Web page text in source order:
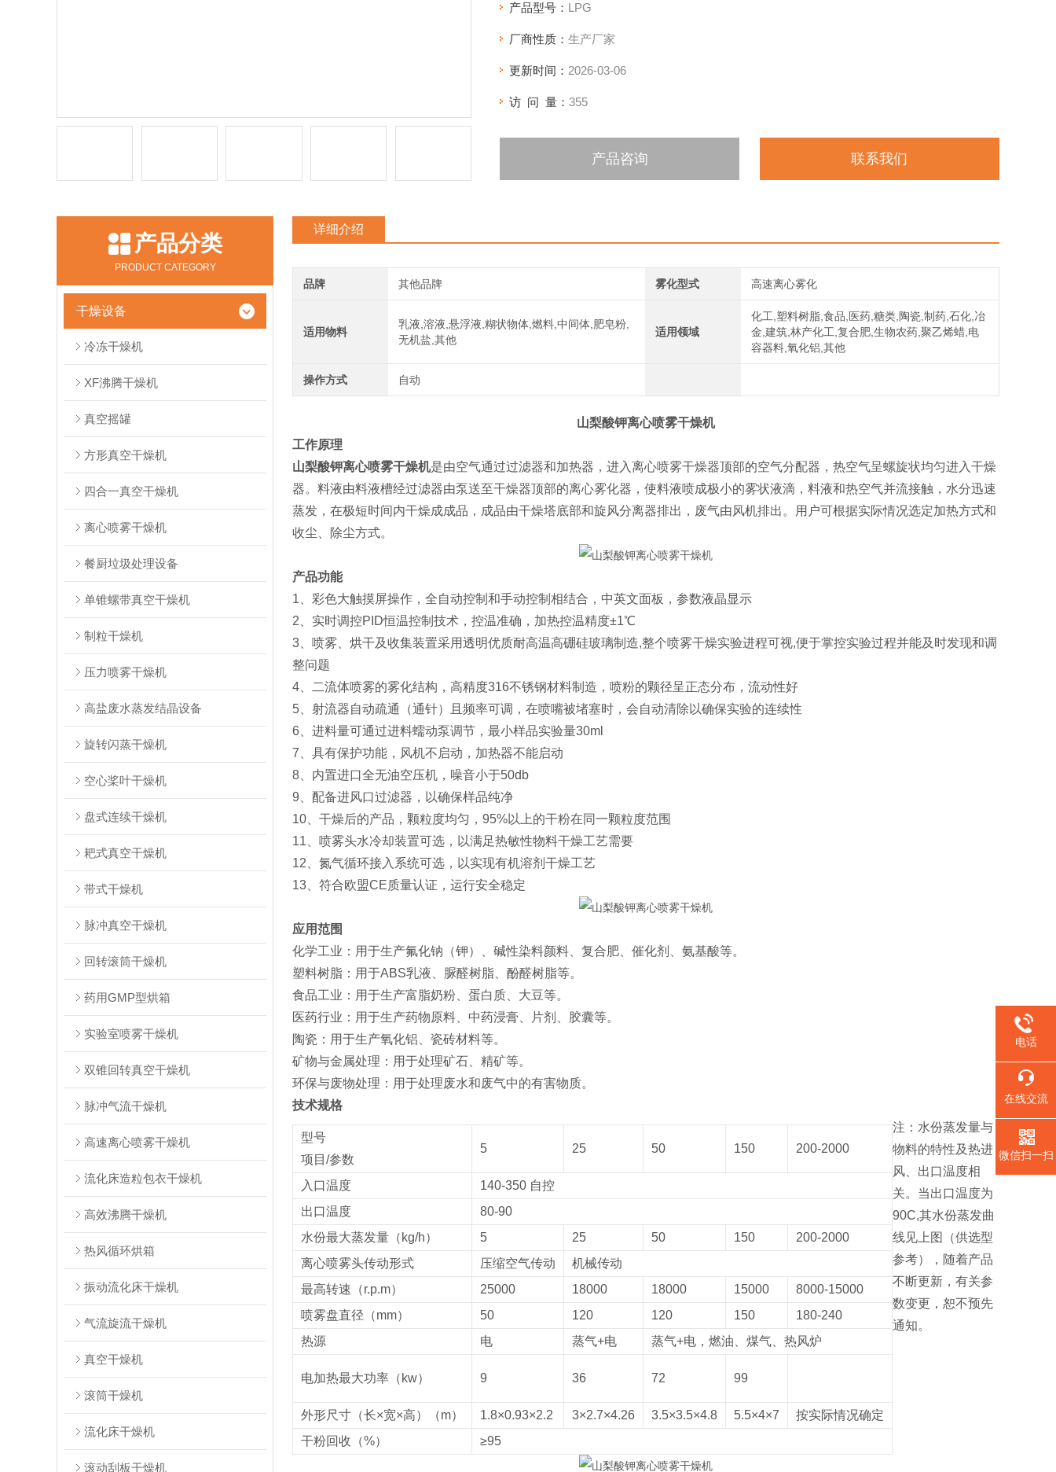
产品型号： LPG
厂商性质： 生产厂家
更新时间： 2026-03-06
访 问 量： 355
产品咨询 联系我们
产品分类
PRODUCT CATEGORY
干燥设备
冷冻干燥机
XF沸腾干燥机
真空摇罐
方形真空干燥机
四合一真空干燥机
离心喷雾干燥机
餐厨垃圾处理设备
单锥螺带真空干燥机
制粒干燥机
压力喷雾干燥机
高盐废水蒸发结晶设备
旋转闪蒸干燥机
空心桨叶干燥机
盘式连续干燥机
耙式真空干燥机
带式干燥机
脉冲真空干燥机
回转滚筒干燥机
药用GMP型烘箱
实验室喷雾干燥机
双锥回转真空干燥机
脉冲气流干燥机
高速离心喷雾干燥机
流化床造粒包衣干燥机
高效沸腾干燥机
热风循环烘箱
振动流化床干燥机
气流旋流干燥机
真空干燥机
滚筒干燥机
流化床干燥机
滚动刮板干燥机
详细介绍
品牌 其他品牌 雾化型式 高速离心雾化
适用物料
乳液,溶液,悬浮液,糊状物体,燃料,中间体,肥皂粉,
无机盐,其他
适用领域
化工,塑料树脂,食品,医药,糖类,陶瓷,制药,石化,冶
金,建筑,林产化工,复合肥,生物农药,聚乙烯蜡,电
容器料,氧化铝,其他
操作方式 自动
山梨酸钾离心喷雾干燥机
工作原理
山梨酸钾离心喷雾干燥机是由空气通过过滤器和加热器，进入离心喷雾干燥器顶部的空气分配器，热空气呈螺旋状均匀进入干燥
器。料液由料液槽经过滤器由泵送至干燥器顶部的离心雾化器，使料液喷成极小的雾状液滴，料液和热空气并流接触，水分迅速
蒸发，在极短时间内干燥成成品，成品由干燥塔底部和旋风分离器排出，废气由风机排出。用户可根据实际情况选定加热方式和
收尘、除尘方式。
产品功能
1、彩色大触摸屏操作，全自动控制和手动控制相结合，中英文面板，参数液晶显示
2、实时调控PID恒温控制技术，控温准确，加热控温精度±1℃
3、喷雾、烘干及收集装置采用透明优质耐高温高硼硅玻璃制造,整个喷雾干燥实验进程可视,便于掌控实验过程并能及时发现和调
整问题
4、二流体喷雾的雾化结构，高精度316不锈钢材料制造，喷粉的颗径呈正态分布，流动性好
5、射流器自动疏通（通针）且频率可调，在喷嘴被堵塞时，会自动清除以确保实验的连续性
6、进料量可通过进料蠕动泵调节，最小样品实验量30ml
7、具有保护功能，风机不启动，加热器不能启动
8、内置进口全无油空压机，噪音小于50db
9、配备进风口过滤器，以确保样品纯净
10、干燥后的产品，颗粒度均匀，95%以上的干粉在同一颗粒度范围
11、喷雾头水冷却装置可选，以满足热敏性物料干燥工艺需要
12、氮气循环接入系统可选，以实现有机溶剂干燥工艺
13、符合欧盟CE质量认证，运行安全稳定
应用范围
‌化学工业‌：用于生产氟化钠（钾）、碱性染料颜料、复合肥、催化剂、氨基酸等‌。
‌塑料树脂‌：用于ABS乳液、脲醛树脂、酚醛树脂等‌。
‌食品工业‌：用于生产富脂奶粉、蛋白质、大豆等‌。
‌医药行业‌：用于生产药物原料、中药浸膏、片剂、胶囊等‌。
‌陶瓷‌：用于生产氧化铝、瓷砖材料等‌。
‌矿物与金属处理‌：用于处理矿石、精矿等‌。
‌环保与废物处理‌：用于处理废水和废气中的有害物质‌。
技术规格
型号
项目/参数
5 25 50 150 200-2000
入口温度
140-350 自控
出口温度
80-90
水份最大蒸发量（kg/h）
5 25 50 150
200-2000
离心喷雾头传动形式
压缩空气传动
机械传动
最高转速（r.p.m）
25000 18000 18000 15000
8000-15000
喷雾盘直径（mm）
50 120 120 150
180-240
热源
电 蒸气+电 蒸气+电，燃油、煤气、热风炉
电加热最大功率（kw） 9 36 72 99
外形尺寸（长×宽×高）（m） 1.8×0.93×2.2 3×2.7×4.26 3.5×3.5×4.8 5.5×4×7
按实际情况确定
干粉回收（%）
≥95
注：水份蒸发量与
物料的特性及热进
风、出口温度相
关。当出口温度为
90C,其水份蒸发曲
线见上图（供选型
参考），随着产品
不断更新，有关参
数变更，恕不预先
通知。
电话
在线交流
微信扫一扫